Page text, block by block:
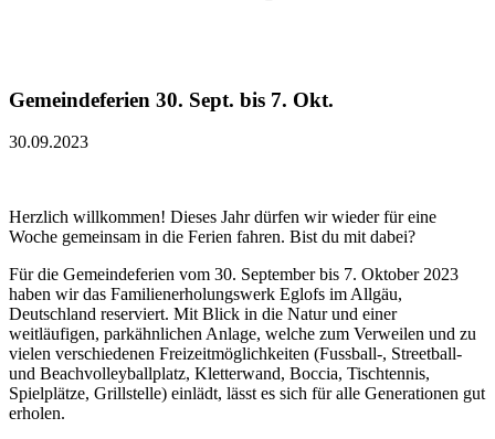
Gemeindeferien 30. Sept. bis 7. Okt.
30.09.2023
Herzlich willkommen! Dieses Jahr dürfen wir wieder für eine
Woche gemeinsam in die Ferien fahren. Bist du mit dabei?
Für die Gemeindeferien vom 30. September bis 7. Oktober 2023
haben wir das Familienerholungswerk Eglofs im Allgäu,
Deutschland reserviert. Mit Blick in die Natur und einer
weitläufigen, parkähnlichen Anlage, welche zum Verweilen und zu
vielen verschiedenen Freizeitmöglichkeiten (Fussball-, Streetball-
und Beachvolleyballplatz, Kletterwand, Boccia, Tischtennis,
Spielplätze, Grillstelle) einlädt, lässt es sich für alle Generationen gut
erholen.